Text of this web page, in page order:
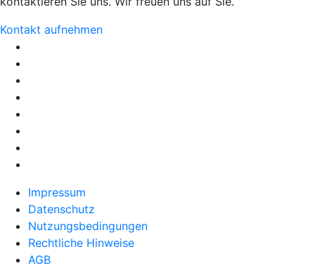
Kontakt aufnehmen
Impressum
Datenschutz
Nutzungsbedingungen
Rechtliche Hinweise
AGB